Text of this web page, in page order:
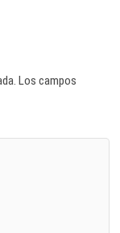
Los campos